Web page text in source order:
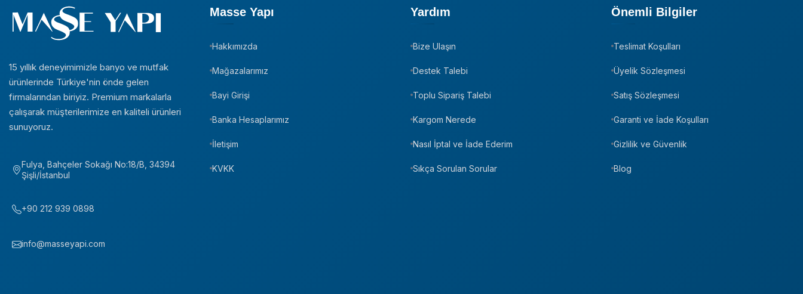
15 yıllık deneyimimizle banyo ve mutfak
ürünlerinde Türkiye'nin önde gelen
firmalarından biriyiz. Premium markalarla
çalışarak müşterilerimize en kaliteli ürünleri
sunuyoruz.
Fulya, Bahçeler Sokağı No:18/B, 34394
Şişli/İstanbul
+90 212 939 0898
info@masseyapi.com
Masse Yapı
Hakkımızda
Mağazalarımız
Bayi Girişi
Banka Hesaplarımız
İletişim
KVKK
Yardım
Bize Ulaşın
Destek Talebi
Toplu Sipariş Talebi
Kargom Nerede
Nasıl İptal ve İade Ederim
Sıkça Sorulan Sorular
Önemli Bilgiler
Teslimat Koşulları
Üyelik Sözleşmesi
Satış Sözleşmesi
Garanti ve İade Koşulları
Gizlilik ve Güvenlik
Blog